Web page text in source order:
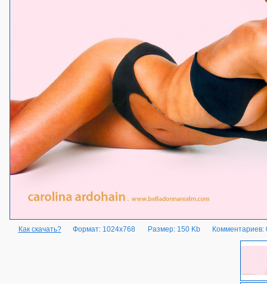
Как скачать? Формат: 1024x768 Размер: 150 Kb Комментариев: